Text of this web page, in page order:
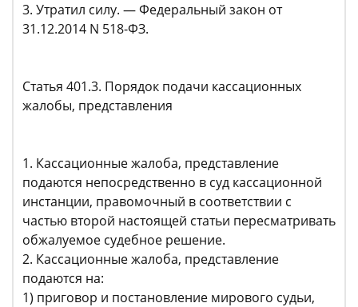
3. Утратил силу. — Федеральный закон от
31.12.2014 N 518-ФЗ.
Статья 401.3. Порядок подачи кассационных
жалобы, представления
1. Кассационные жалоба, представление
подаются непосредственно в суд кассационной
инстанции, правомочный в соответствии с
частью второй настоящей статьи пересматривать
обжалуемое судебное решение.
2. Кассационные жалоба, представление
подаются на:
1) приговор и постановление мирового судьи,